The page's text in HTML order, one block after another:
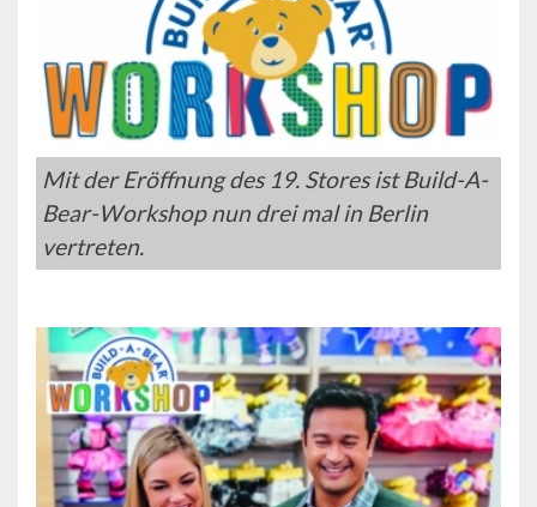
Mit der Eröffnung des 19. Stores ist Build-A-
Bear-Workshop nun drei mal in Berlin
vertreten.